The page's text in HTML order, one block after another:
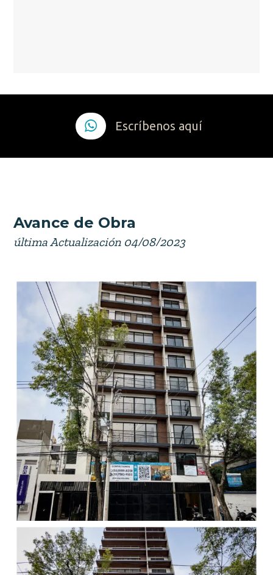
Escríbenos aquí
Avance de Obra
última Actualización 04/08/2023